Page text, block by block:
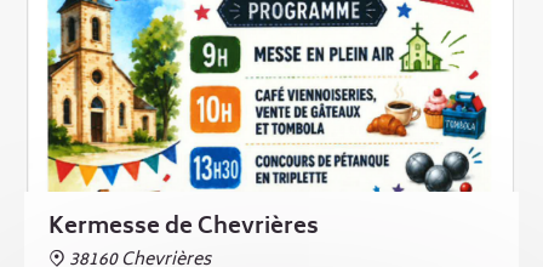
Kermesse de Chevrières
38160 Chevrières